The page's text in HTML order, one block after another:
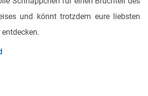
und könnt trotzdem eure liebsten